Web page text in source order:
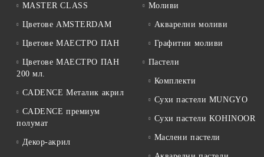
MASTER CLASS
Цветове AMSTERDAM
Цветове МАЕСТРО ПАН
Цветове МАЕСТРО ПАН
200 мл.
CADENCE Металик акрил
CADENCE премиум
полумат
Декор-акрил
Моливи
Акварелни моливи
Графитни моливи
Пастели
Комплекти
Сухи пастели MUNGYO
Сухи пастели KOHINOOR
Маслени пастели